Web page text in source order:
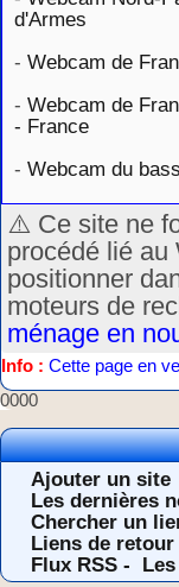
d'Armes
- Webcam de
- Webcam de
- France
- Webcam du
⚠️ Ce site ne
procédé lié au
positionner
moteurs de
ménage en
Info : Cette page en
0000
Ajouter un site
Les dernières
Chercher un
Liens de retour
Flux RSS -